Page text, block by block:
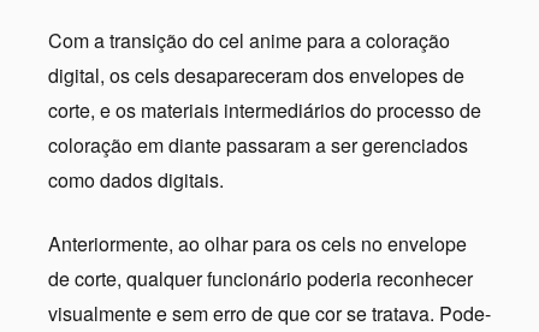
Com a transição do cel anime para a coloração
digital, os cels desapareceram dos envelopes de
corte, e os materiais intermediários do processo de
coloração em diante passaram a ser gerenciados
como dados digitais.
Anteriormente, ao olhar para os cels no envelope
de corte, qualquer funcionário poderia reconhecer
visualmente e sem erro de que cor se tratava. Pode-